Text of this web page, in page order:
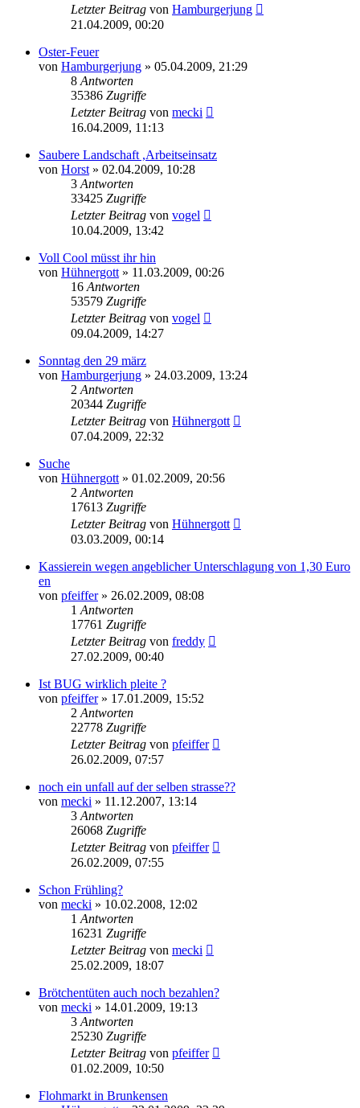
Letzter Beitrag von Hamburgerjung
21.04.2009, 00:20
Oster-Feuer
von Hamburgerjung » 05.04.2009, 21:29
8 Antworten
35386 Zugriffe
Letzter Beitrag von mecki
16.04.2009, 11:13
Saubere Landschaft ,Arbeitseinsatz
von Horst » 02.04.2009, 10:28
3 Antworten
33425 Zugriffe
Letzter Beitrag von vogel
10.04.2009, 13:42
Voll Cool müsst ihr hin
von Hühnergott » 11.03.2009, 00:26
16 Antworten
53579 Zugriffe
Letzter Beitrag von vogel
09.04.2009, 14:27
Sonntag den 29 märz
von Hamburgerjung » 24.03.2009, 13:24
2 Antworten
20344 Zugriffe
Letzter Beitrag von Hühnergott
07.04.2009, 22:32
Suche
von Hühnergott » 01.02.2009, 20:56
2 Antworten
17613 Zugriffe
Letzter Beitrag von Hühnergott
03.03.2009, 00:14
Kassierein wegen angeblicher Unterschlagung von 1,30 Euro
en
von pfeiffer» 26.02.2009, 08:08
1 Antworten
17761 Zugriffe
Letzter Beitrag von freddy
27.02.2009, 00:40
Ist BUG wirklich pleite ?
von pfeiffer» 17.01.2009, 15:52
2 Antworten
22778 Zugriffe
Letzter Beitrag von pfeiffer
26.02.2009, 07:57
noch ein unfall auf der selben strasse??
von mecki » 11.12.2007, 13:14
3 Antworten
26068 Zugriffe
Letzter Beitrag von pfeiffer
26.02.2009, 07:55
Schon Frühling?
von mecki » 10.02.2008, 12:02
1 Antworten
16231 Zugriffe
Letzter Beitrag von mecki
25.02.2009, 18:07
Brötchentüten auch noch bezahlen?
von mecki » 14.01.2009, 19:13
3 Antworten
25230 Zugriffe
Letzter Beitrag von pfeiffer
01.02.2009, 10:50
Flohmarkt in Brunkensen